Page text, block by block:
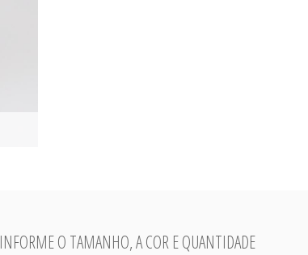
INFORME O TAMANHO, A COR E QUANTIDADE